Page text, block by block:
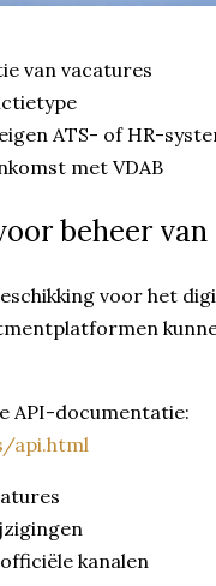
van vacatures
ATS- of HR-
met VDAB
beheer
voor het
API-documentatie:
api.html
kanalen